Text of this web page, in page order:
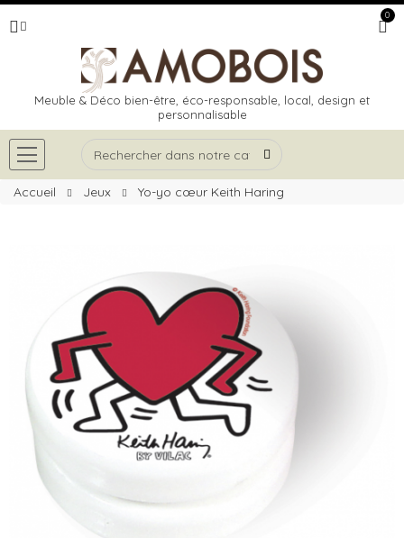
0
Meuble & Déco bien-être, éco-responsable, local, design et
personnalisable
Accueil Jeux Yo-yo cœur Keith Haring